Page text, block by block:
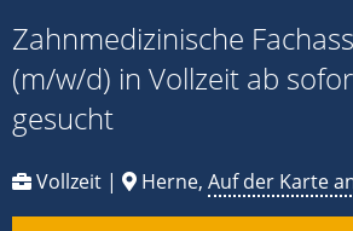
Zahnmedizinische
(m/w/d) in Vollzeit ab
gesucht
Vollzeit | Herne, Auf der Karte